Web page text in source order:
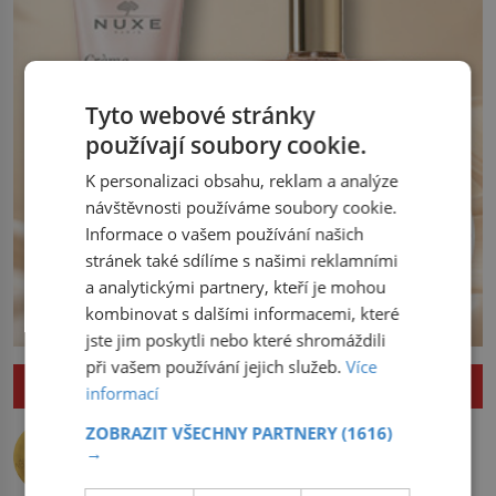
ZAJÍMAVOSTI
Nejlepší úkryt pro Nobelovy ceny?
Tyto webové stránky
používají soubory cookie.
K personalizaci obsahu, reklam a analýze
návštěvnosti používáme soubory cookie.
Informace o vašem používání našich
stránek také sdílíme s našimi reklamními
a analytickými partnery, kteří je mohou
kombinovat s dalšími informacemi, které
jste jim poskytli nebo které shromáždili
při vašem používání jejich služeb.Více
informací
ZOBRAZIT VŠECHNY PARTNERY(1616)
→